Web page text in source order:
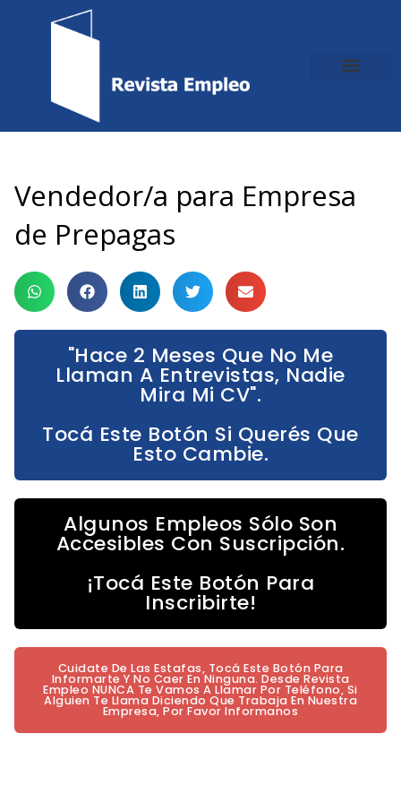
Vendedor/a para Empresa
de Prepagas
"Hace 2 Meses Que No Me
Llaman A Entrevistas, Nadie
Mira Mi CV".
Tocá Este Botón Si Querés Que
Esto Cambie.
Algunos Empleos Sólo Son
Accesibles Con Suscripción.
¡Tocá Este Botón Para
Inscribirte!
Cuidate De Las Estafas, Tocá Este Botón Para
Informarte Y No Caer En Ninguna. Desde Revista
Empleo NUNCA Te Vamos A Llamar Por Teléfono, Si
Alguien Te Llama Diciendo Que Trabaja En Nuestra
Empresa, Por Favor Informanos